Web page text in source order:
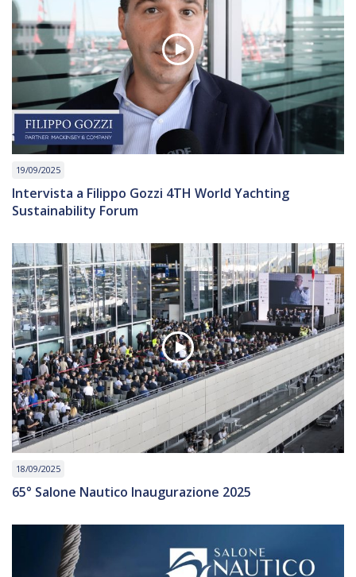
19/09/2025
Intervista a Filippo Gozzi 4TH World Yachting
Sustainability Forum
18/09/2025
65° Salone Nautico Inaugurazione 2025